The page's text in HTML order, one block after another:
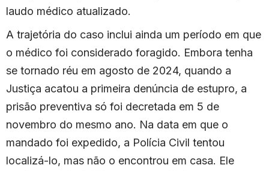
laudo médico atualizado.
A trajetória do caso inclui ainda um período em que
o médico foi considerado foragido. Embora tenha
se tornado réu em agosto de 2024, quando a
Justiça acatou a primeira denúncia de estupro, a
prisão preventiva só foi decretada em 5 de
novembro do mesmo ano. Na data em que o
mandado foi expedido, a Polícia Civil tentou
localizá-lo, mas não o encontrou em casa. Ele